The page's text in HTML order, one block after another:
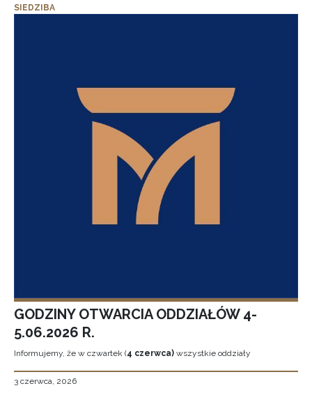
SIEDZIBA
GODZINY OTWARCIA ODDZIAŁÓW 4-
5.06.2026 R.
Informujemy, że w czwartek (4 czerwca) wszystkie oddziały
3 czerwca, 2026